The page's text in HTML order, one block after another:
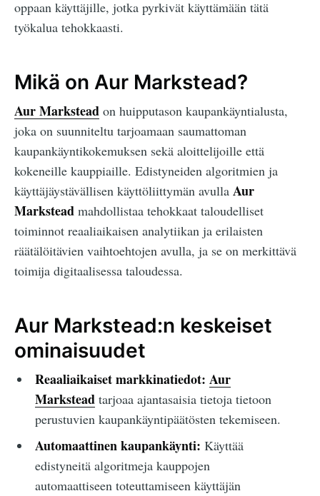
oppaan käyttäjille, jotka pyrkivät käyttämään tätä
työkalua tehokkaasti.
Mikä on Aur Markstead?
Aur Markstead on huipputason kaupankäyntialusta,
joka on suunniteltu tarjoamaan saumattoman
kaupankäyntikokemuksen sekä aloittelijoille että
kokeneille kauppiaille. Edistyneiden algoritmien ja
käyttäjäystävällisen käyttöliittymän avulla Aur
Markstead mahdollistaa tehokkaat taloudelliset
toiminnot reaaliaikaisen analytiikan ja erilaisten
räätälöitävien vaihtoehtojen avulla, ja se on merkittävä
toimija digitaalisessa taloudessa.
Aur Markstead:n keskeiset
ominaisuudet
Reaaliaikaiset markkinatiedot: Aur
Marksteadtarjoaa ajantasaisia tietoja tietoon
perustuvien kaupankäyntipäätösten tekemiseen.
Automaattinen kaupankäynti: Käyttää
edistyneitä algoritmeja kauppojen
automaattiseen toteuttamiseen käyttäjän